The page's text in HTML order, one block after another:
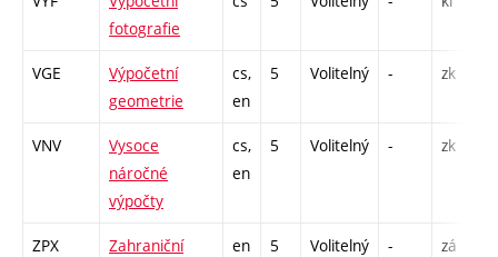
fotografie
VGE
Výpočetní
geometrie
cs,
en
5 Volitelný - zk
VNV
Vysoce
náročné
výpočty
cs,
en
5 Volitelný - zk
ZPX
Zahraniční
en 5 Volitelný - zá